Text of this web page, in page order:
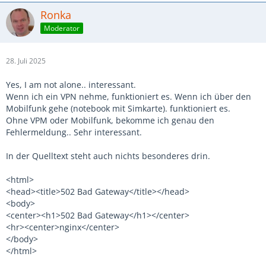
Ronka
Moderator
28. Juli 2025
Yes, I am not alone.. interessant.
Wenn ich ein VPN nehme, funktioniert es. Wenn ich über den
Mobilfunk gehe (notebook mit Simkarte). funktioniert es.
Ohne VPM oder Mobilfunk, bekomme ich genau den
Fehlermeldung.. Sehr interessant.
In der Quelltext steht auch nichts besonderes drin.
<html>
<head><title>502 Bad Gateway</title></head>
<body>
<center><h1>502 Bad Gateway</h1></center>
<hr><center>nginx</center>
</body>
</html>